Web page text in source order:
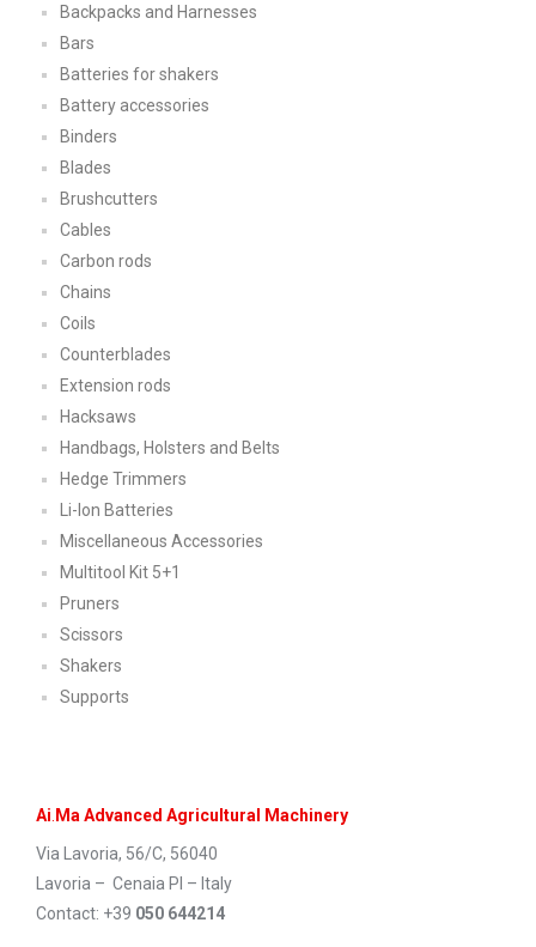
Backpacks and Harnesses
Bars
Batteries for shakers
Battery accessories
Binders
Blades
Brushcutters
Cables
Carbon rods
Chains
Coils
Counterblades
Extension rods
Hacksaws
Handbags, Holsters and Belts
Hedge Trimmers
Li-Ion Batteries
Miscellaneous Accessories
Multitool Kit 5+1
Pruners
Scissors
Shakers
Supports
Ai Ma Advanced Agricultural Machinery
Via Lavoria, 56/C, 56040
Lavoria – Cenaia PI – Italy
Contact: +39 050 644214